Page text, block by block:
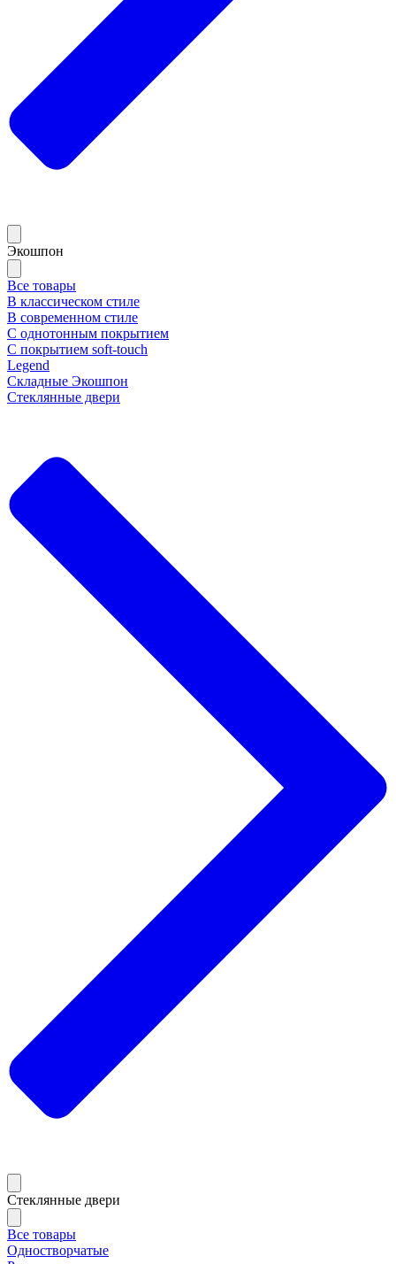
Экошпон
Все товары
В классическом стиле
В современном стиле
С однотонным покрытием
С покрытием soft-touch
Legend
Складные Экошпон
Стеклянные двери
Стеклянные двери
Все товары
Одностворчатые